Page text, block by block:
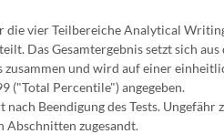
vier Teilbereiche Analytical
Das Gesamtergebnis setzt sich
und wird auf einer
("Total Percentile") angegeben.
Beendigung des Tests.
Abschnitten zugesandt.